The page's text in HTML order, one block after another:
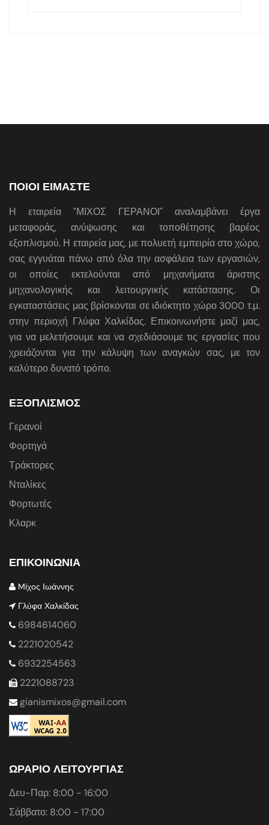
ΠΟΙΟΙ ΕΙΜΑΣΤΕ
Η εταιρεία "ΜΙΧΟΣ ΓΕΡΑΝΟΙ" αναλαμβάνει έργα
μεταφοράς, ανύψωσης και τοποθέτησης βαρέος
εξοπλισμού. Η εταιρεία μας, με πολυετή εμπειρία στο χώρο,
σας εγγυάται πάνω από όλα την ασφάλεια των εργασιών,
οι οποίες εκτελούνται από μηχανήματα άριστης
μηχανολογικής και λειτουργικής κατάστασης. Οι
εγκαταστάσεις μας βρίσκονται σε ιδιόκτητο χώρο 3000 τ.μ.
στην περιοχή Γλύφα Χαλκίδας. Επικοινωνήστε μαζί μας,
για να μελετήσουμε και να σχεδιάσουμε τις εργασίες που
χρειάζονται για την κάλυψη των αναγκών σας, με τον
καλύτερο δυνατό τρόπο.
ΕΞΟΠΛΙΣΜΟΣ
Γερανοί
Φορτηγά
Τράκτορες
Νταλίκες
Φορτωτές
Κλαρκ
ΕΠΙΚΟΙΝΩΝΙΑ
Mίχος Ιωάννης
Γλύφα Χαλκίδας
6984614060
2221020542
6932254563
2221088723
gianismixos@gmail.com
ΩΡΑΡΙΟ ΛΕΙΤΟΥΡΓΙΑΣ
Δευ-Παρ: 8:00 - 16:00
Σάββατο: 8:00 - 17:00